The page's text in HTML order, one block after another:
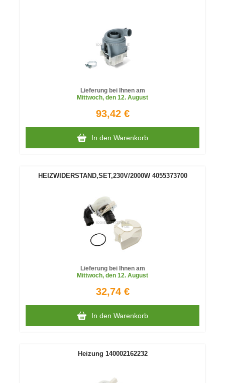
Lieferung bei Ihnen am
Mittwoch, den 12. August
93,42 €
In den Warenkorb
HEIZWIDERSTAND,SET,230V/2000W 4055373700
Lieferung bei Ihnen am
Mittwoch, den 12. August
32,74 €
In den Warenkorb
Heizung 140002162232